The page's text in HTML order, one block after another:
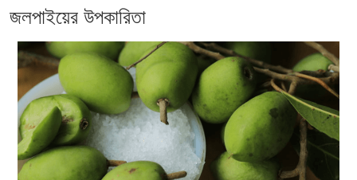
জলপাইয়ের উপকারিতা